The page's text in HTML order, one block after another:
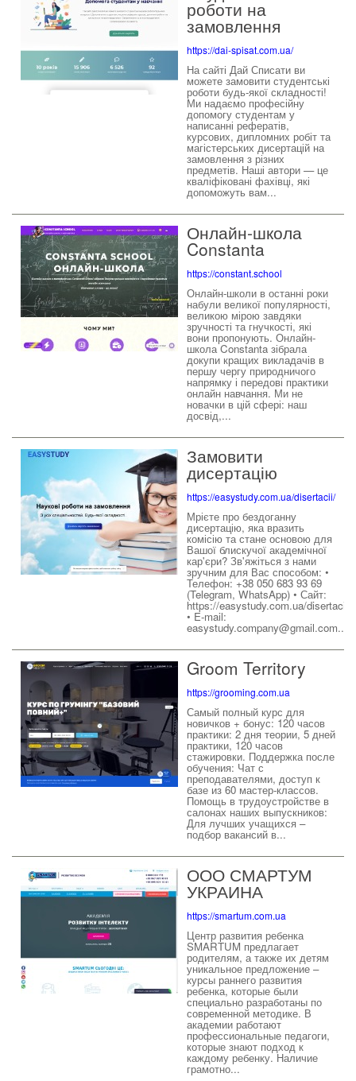
роботи на
замовлення
https://dai-spisat.com.ua/
На сайті Дай Списати ви
можете замовити студентські
роботи будь-якої складності!
Ми надаємо професійну
допомогу студентам у
написанні рефератів,
курсових, дипломних робіт та
магістерських дисертацій на
замовлення з різних
предметів. Наші автори — це
кваліфіковані фахівці, які
допоможуть вам...
Онлайн-школа
Constanta
https://constant.school
Онлайн-школи в останні роки
набули великої популярності,
великою мірою завдяки
зручності та гнучкості, які
вони пропонують. Онлайн-
школа Constanta зібрала
докупи кращих викладачів в
першу чергу природничого
напрямку і передові практики
онлайн навчання. Ми не
новачки в цій сфері: наш
досвід,...
Замовити
дисертацію
https://easystudy.com.ua/disertacii/
Мрієте про бездоганну
дисертацію, яка вразить
комісію та стане основою для
Вашої блискучої академічної
кар'єри? Зв'яжіться з нами
зручним для Вас способом: •
Телефон: +38 050 683 93 69
(Telegram, WhatsApp) • Сайт:
https://easystudy.com.ua/disertacii/
• E-mail:
easystudy.company@gmail.com...
Groom Territory
https://grooming.com.ua
Самый полный курс для
новичков + бонус: 120 часов
практики: 2 дня теории, 5 дней
практики, 120 часов
стажировки. Поддержка после
обучения: Чат с
преподавателями, доступ к
базе из 60 мастер-классов.
Помощь в трудоустройстве в
салонах наших выпускников:
Для лучших учащихся –
подбор вакансий в...
ООО СМАРТУМ
УКРАИНА
https://smartum.com.ua
Центр развития ребенка
SMARTUM предлагает
родителям, а также их детям
уникальное предложение –
курсы раннего развития
ребенка, которые были
специально разработаны по
современной методике. В
академии работают
профессиональные педагоги,
которые знают подход к
каждому ребенку. Наличие
грамотно...